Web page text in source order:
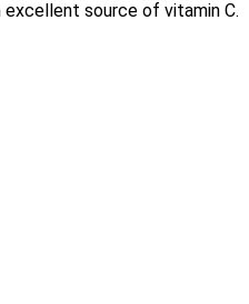
excellent source of vitamin C.